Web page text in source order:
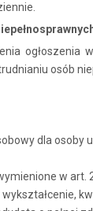
ogłoszenia
osób
dla
w art.